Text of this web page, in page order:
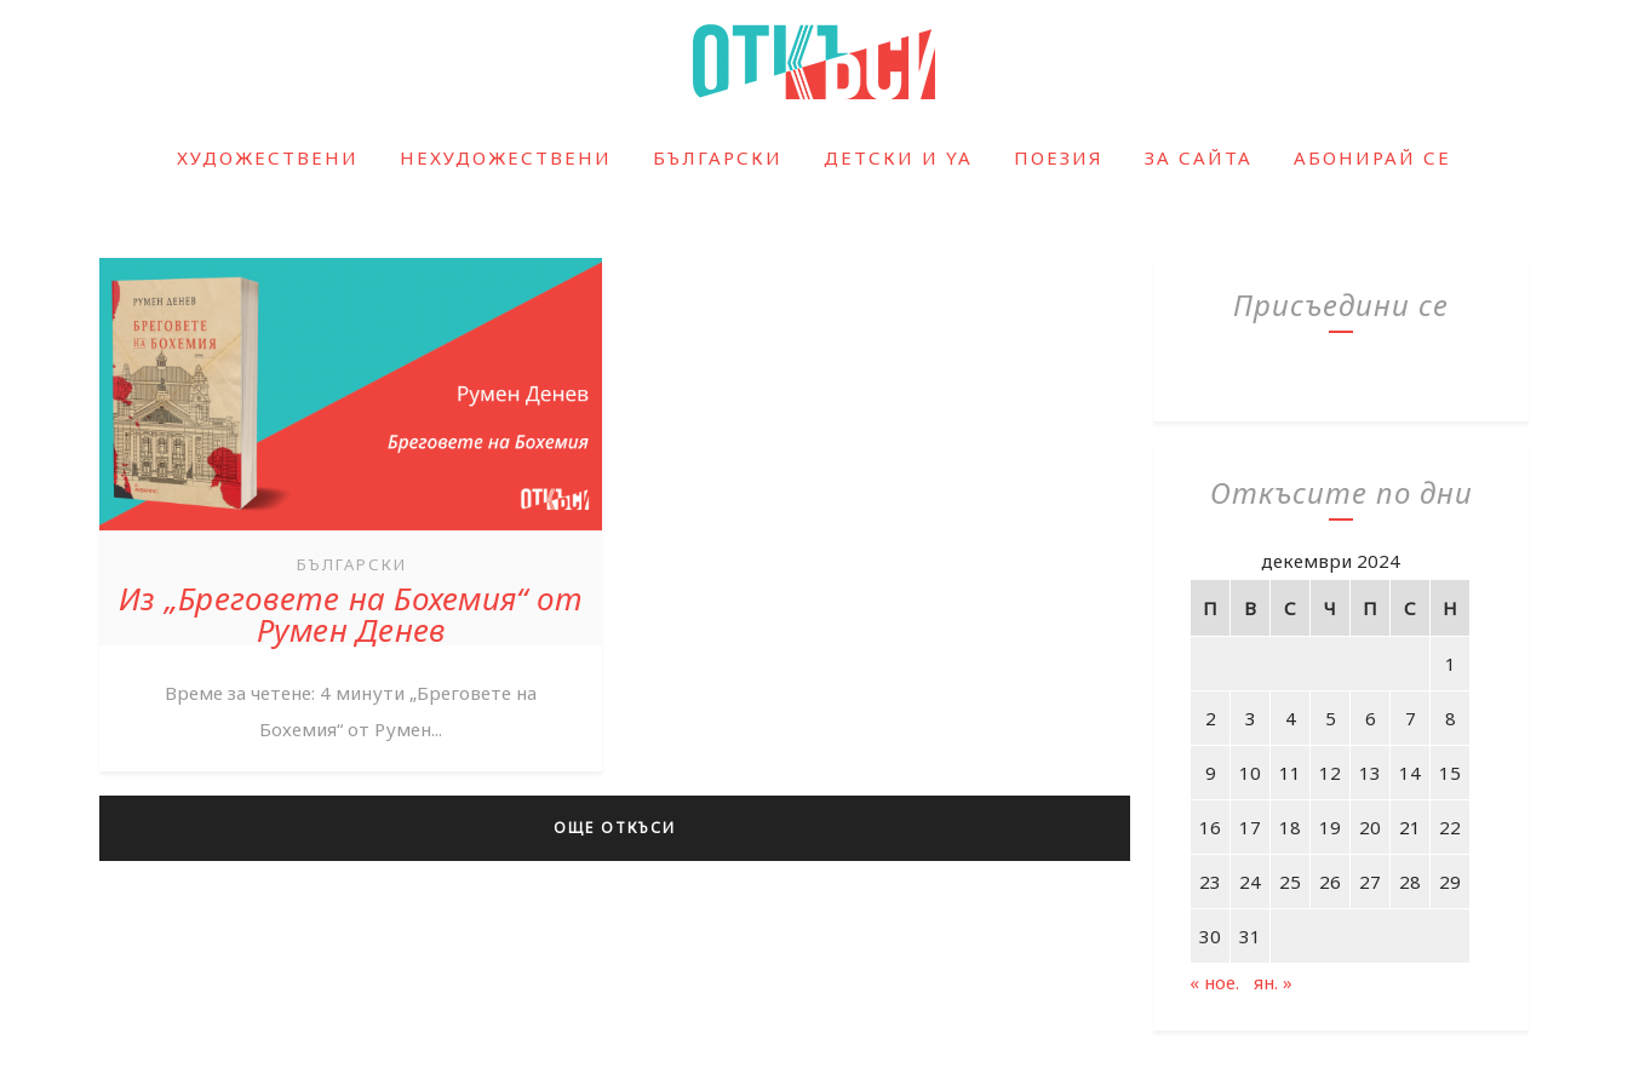
ХУДОЖЕСТВЕНИ НЕХУДОЖЕСТВЕНИ БЪЛГАРСКИ ДЕТСКИ И YA ПОЕЗИЯ ЗА САЙТА АБОНИРАЙ СЕ
БЪЛГАРСКИ
Из „Бреговете на Бохемия“ от
Румен Денев
Време за четене: 4 минути „Бреговете на
Бохемия“ от Румен...
ОЩЕ ОТКЪСИ
Присъедини се
Откъсите по дни
декември 2024
П
В С Ч П С Н
1
2 3 4 5 6 7 8
9 10 11 12 13 14 15
16 17 18 19 20 21 22
23 24 25 26 27 28 29
30
31
« ное.
ян. »